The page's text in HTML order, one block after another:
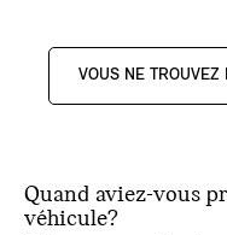
VOUS NE TROUVEZ
Quand aviez-vous
véhicule?